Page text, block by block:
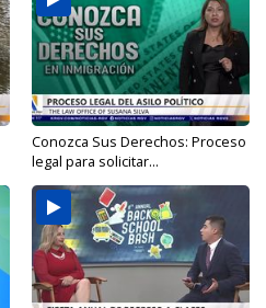
Conozca Sus Derechos: Proceso
legal para solicitar...